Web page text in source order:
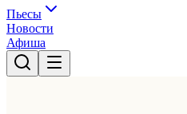
Пьесы
Новости
Афиша